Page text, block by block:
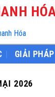
Hóa
GIẢI PHÁP
2026